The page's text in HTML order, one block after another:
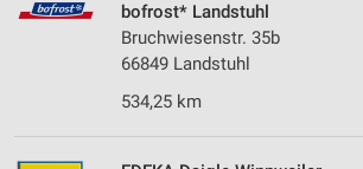
bofrost* Landstuhl
Bruchwiesenstr. 35b
66849 Landstuhl
534,25 km
Erstellung von Profilen zur Personalisierung
von Inhalten
Verwendung von Profilen zur Auswahl